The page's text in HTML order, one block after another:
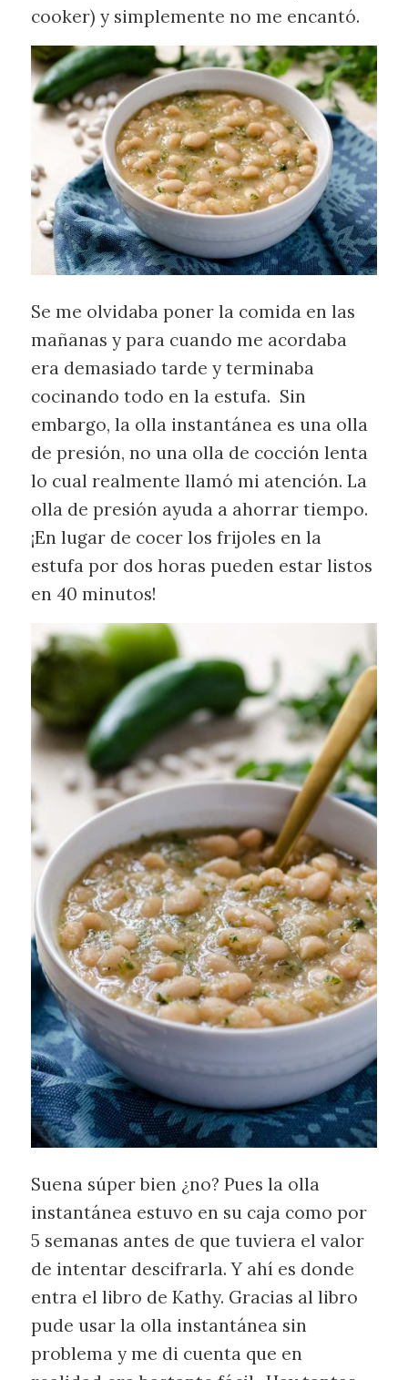
cooker) y simplemente no me encantó.
Se me olvidaba poner la comida en las
mañanas y para cuando me acordaba
era demasiado tarde y terminaba
cocinando todo en la estufa. Sin
embargo, la olla instantánea es una olla
de presión, no una olla de cocción lenta
lo cual realmente llamó mi atención. La
olla de presión ayuda a ahorrar tiempo.
¡En lugar de cocer los frijoles en la
estufa por dos horas pueden estar listos
en 40 minutos!
Suena súper bien ¿no? Pues la olla
instantánea estuvo en su caja como por
5 semanas antes de que tuviera el valor
de intentar descifrarla. Y ahí es donde
entra el libro de Kathy. Gracias al libro
pude usar la olla instantánea sin
problema y me di cuenta que en